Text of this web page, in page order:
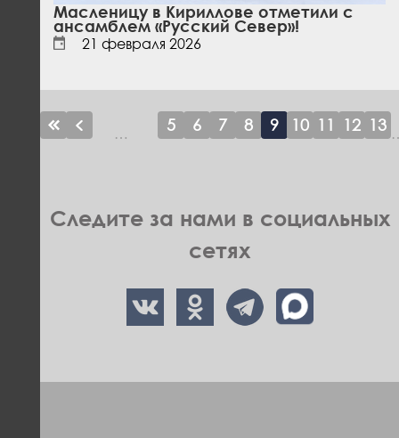
Масленицу в Кириллове отметили с
ансамблем «Русский Север»!
21 февраля 2026
Первая
страница
Предыдущая
страница
… Page
5 Page
6 Page
7 Page
8
Текущая
страница
9 Page
10 Page
11 Page
12 13
Следите за нами в социальных
сетях